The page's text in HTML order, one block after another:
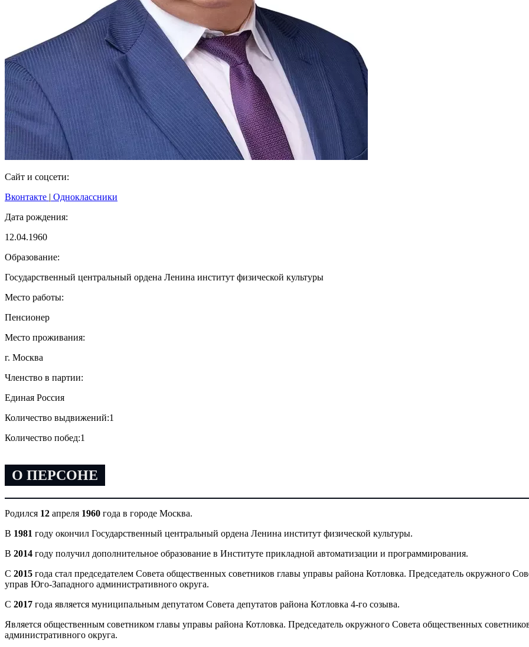
Сайт и соцсети:
Вконтакте | Одноклассники
Дата рождения:
12.04.1960
Образование:
Государственный центральный ордена Ленина институт физической культуры
Место работы:
Пенсионер
Место проживания:
г. Москва
Членство в партии:
Единая Россия
Количество выдвижений:1
Количество побед:1
О ПЕРСОНЕ
Родился 12 апреля 1960 года в городе Москва.
В 1981 году окончил Государственный центральный ордена Ленина институт физической культуры.
В 2014 году получил дополнительное образование в Институте прикладной автоматизации и программирования.
С 2015 года стал председателем Совета общественных советников главы управы района Котловка. Председатель окружного
управ Юго-Западного административного округа.
С 2017 года является муниципальным депутатом Совета депутатов района Котловка 4-го созыва.
Является общественным советником главы управы района Котловка. Председатель окружного Совета общественных
административного округа.